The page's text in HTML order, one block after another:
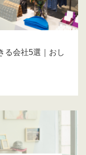
る会社5選｜おし